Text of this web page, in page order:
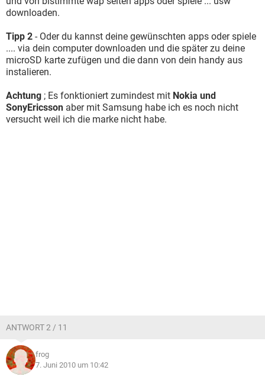
downloaden.
Tipp 2 - Oder du kannst deine gewünschten apps oder spiele
.... via dein computer downloaden und die später zu deine
microSD karte zufügen und die dann von dein handy aus
instalieren.
Achtung ; Es fonktioniert zumindest mit Nokia und
SonyEricsson aber mit Samsung habe ich es noch nicht
versucht weil ich die marke nicht habe.
ANTWORT 2 / 11
frog
7. Juni 2010 um 10:42